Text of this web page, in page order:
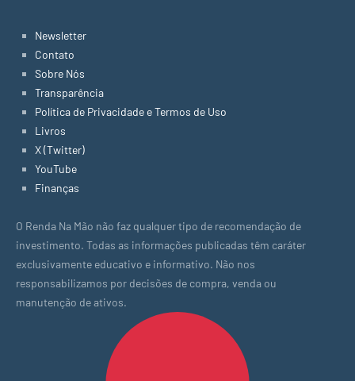
Newsletter
Contato
Sobre Nós
Transparência
Política de Privacidade e Termos de Uso
Livros
X (Twitter)
YouTube
Finanças
O Renda Na Mão não faz qualquer tipo de recomendação de
investimento. Todas as informações publicadas têm caráter
exclusivamente educativo e informativo. Não nos
responsabilizamos por decisões de compra, venda ou
manutenção de ativos.